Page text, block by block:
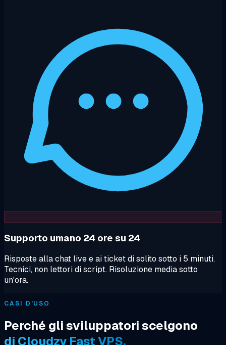
Supporto umano 24 ore su 24
Risposte alla chat live e ai ticket di solito sotto i 5 minuti.
Tecnici, non lettori di script. Risoluzione media sotto
un'ora.
CASI D'USO
Perché gli sviluppatori scelgono
di Cloudzy Fast VPS.